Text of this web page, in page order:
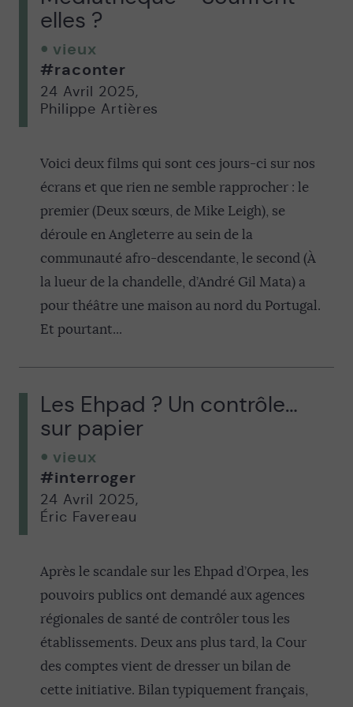
elles ?
vieux
#raconter
24 Avril 2025,
Philippe Artières
Voici deux films qui sont ces jours-ci sur nos
écrans et que rien ne semble rapprocher : le
premier (Deux sœurs, de Mike Leigh), se
déroule en Angleterre au sein de la
communauté afro-descendante, le second (À
la lueur de la chandelle, d’André Gil Mata) a
pour théâtre une maison au nord du Portugal.
Et pourtant...
Les Ehpad ? Un contrôle…
sur papier
vieux
#interroger
24 Avril 2025,
Éric Favereau
Après le scandale sur les Ehpad d’Orpea, les
pouvoirs publics ont demandé aux agences
régionales de santé de contrôler tous les
établissements. Deux ans plus tard, la Cour
des comptes vient de dresser un bilan de
cette initiative. Bilan typiquement français,